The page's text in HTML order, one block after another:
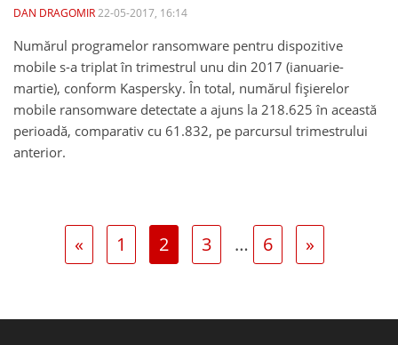
DAN DRAGOMIR22-05-2017, 16:14
Numărul programelor ransomware pentru dispozitive
mobile s-a triplat în trimestrul unu din 2017 (ianuarie-
martie), conform Kaspersky. În total, numărul fișierelor
mobile ransomware detectate a ajuns la 218.625 în această
perioadă, comparativ cu 61.832, pe parcursul trimestrului
anterior.
« 1 2 3 … 6 »